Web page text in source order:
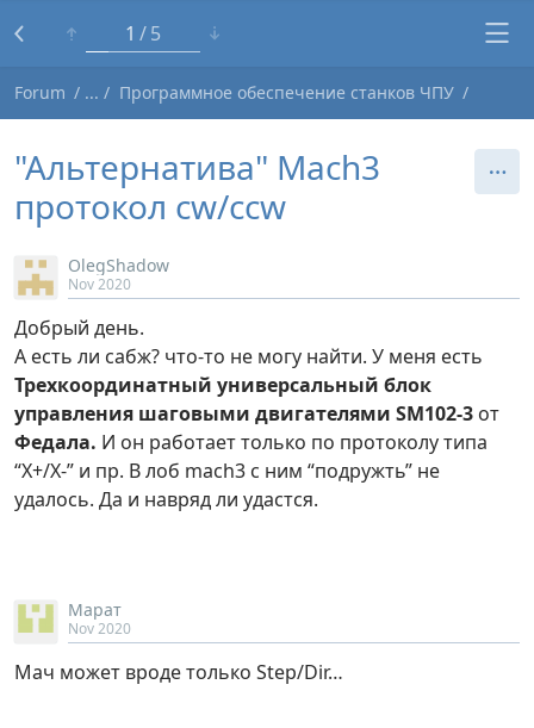
1 5
Forum Программное обеспечение станков ЧПУ
"Альтернатива" Mach3
протокол cw/ccw
OlegShadow
Nov 2020
Добрый день.
А есть ли сабж? что-то не могу найти. У меня есть
Трехкоординатный универсальный блок
управления шаговыми двигателями SM102-3 от
Федала. И он работает только по протоколу типа
“X+/X-” и пр. В лоб mach3 с ним “подружть” не
удалось. Да и навряд ли удастся.
Марат
Nov 2020
Мач может вроде только Step/Dir…